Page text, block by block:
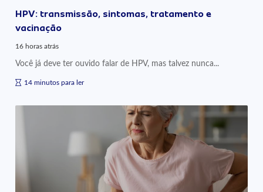
HPV: transmissão, sintomas, tratamento e
vacinação
16 horas atrás
Você já deve ter ouvido falar de HPV, mas talvez nunca...
14 minutos para ler